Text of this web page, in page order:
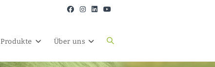
Produkte Über uns Website-